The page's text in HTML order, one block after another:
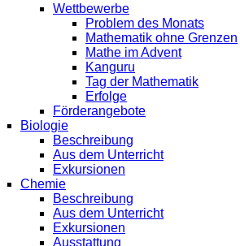
Wettbewerbe
Problem des Monats
Mathematik ohne Grenzen
Mathe im Advent
Kanguru
Tag der Mathematik
Erfolge
Förderangebote
Biologie
Beschreibung
Aus dem Unterricht
Exkursionen
Chemie
Beschreibung
Aus dem Unterricht
Exkursionen
Ausstattung